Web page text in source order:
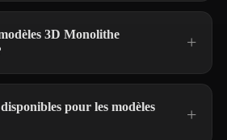
3D Monolithe
pour les modèles